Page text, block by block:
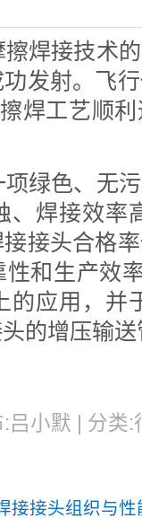
焊接技术
发射。飞
焊工艺顺
绿色、无
、焊接效率
接头合格
和生产效
的应用，并
的增压输
:吕小默 | 分类
接接头组织与